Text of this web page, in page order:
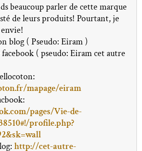
beaucoup parler de cette marque
de leurs produits! Pourtant, je
blog ( Pseudo: Eiram )
facebook ( pseudo: Eiram cet autre
mapage/eiram
pages/Vie-de-
profile.php?
http://cet-autre-